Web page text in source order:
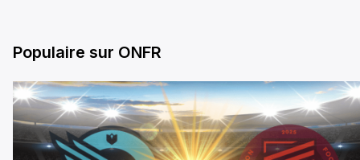
Populaire sur ONFR